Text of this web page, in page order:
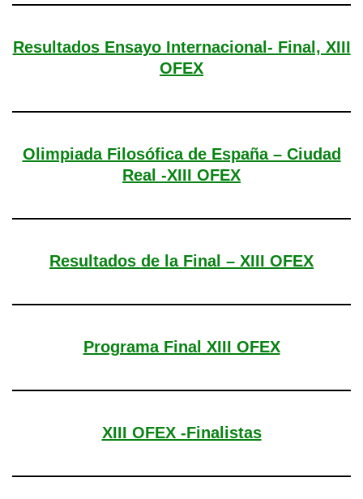
Resultados Ensayo Internacional- Final, XIII
OFEX
Olimpiada Filosófica de España – Ciudad
Real -XIII OFEX
Resultados de la Final – XIII OFEX
Programa Final XIII OFEX
XIII OFEX -Finalistas